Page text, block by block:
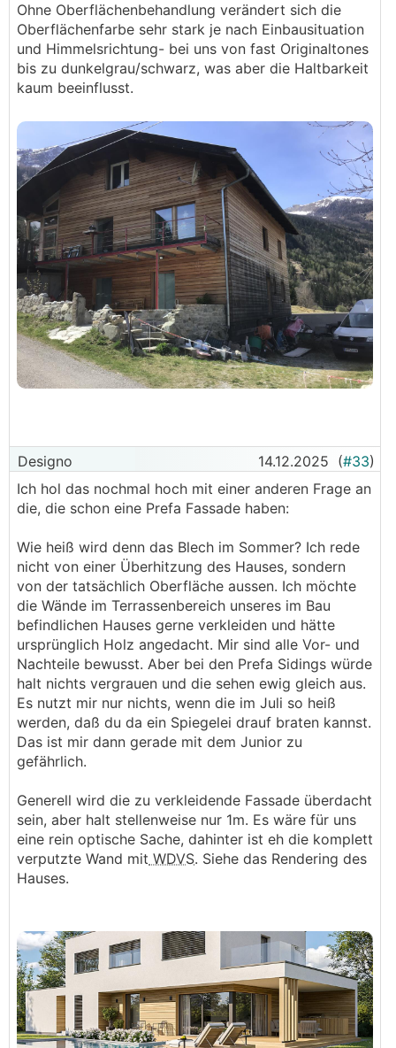
Ohne Oberflächenbehandlung verändert sich die
Oberflächenfarbe sehr stark je nach Einbausituation
und Himmelsrichtung- bei uns von fast Originaltones
bis zu dunkelgrau/schwarz, was aber die Haltbarkeit
kaum beeinflusst.
Designo 14.12.2025 (#33)
Ich hol das nochmal hoch mit einer anderen Frage an
die, die schon eine Prefa Fassade haben:
Wie heiß wird denn das Blech im Sommer? Ich rede
nicht von einer Überhitzung des Hauses, sondern
von der tatsächlich Oberfläche aussen. Ich möchte
die Wände im Terrassenbereich unseres im Bau
befindlichen Hauses gerne verkleiden und hätte
ursprünglich Holz angedacht. Mir sind alle Vor- und
Nachteile bewusst. Aber bei den Prefa Sidings würde
halt nichts vergrauen und die sehen ewig gleich aus.
Es nutzt mir nur nichts, wenn die im Juli so heiß
werden, daß du da ein Spiegelei drauf braten kannst.
Das ist mir dann gerade mit dem Junior zu
gefährlich.
Generell wird die zu verkleidende Fassade überdacht
sein, aber halt stellenweise nur 1m. Es wäre für uns
eine rein optische Sache, dahinter ist eh die komplett
verputzte Wand mit WDVS. Siehe das Rendering des
Hauses.